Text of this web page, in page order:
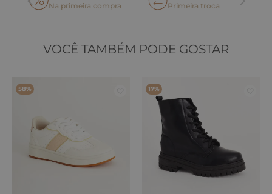
Na primeira compra
Primeira troca
VOCÊ TAMBÉM PODE GOSTAR
58% 17%